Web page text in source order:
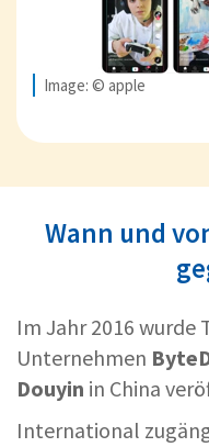
Image: © apple
Wann und
Im Jahr 2016 wurde
Unternehmen
Douyin in China
International